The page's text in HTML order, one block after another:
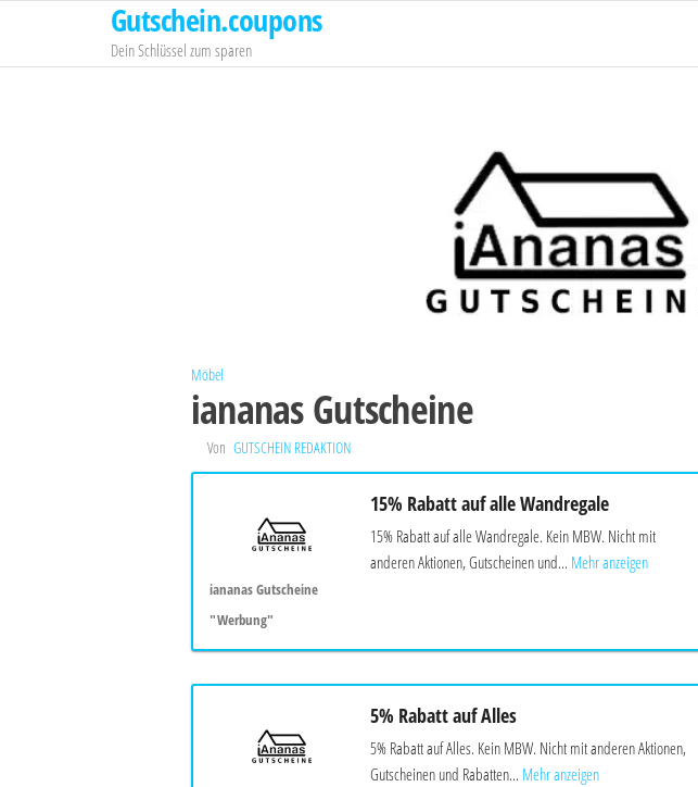
springen
Gutschein.coupons
Dein Schlüssel zum sparen
Möbel
iananas Gutscheine
Von GUTSCHEIN REDAKTION
iananas Gutscheine
"Werbung"
15% Rabatt auf alle Wandregale
15% Rabatt auf alle Wandregale. Kein MBW. Nicht mit
anderen Aktionen, Gutscheinen und... Mehr anzeigen
5% Rabatt auf Alles
5% Rabatt auf Alles. Kein MBW. Nicht mit anderen Aktionen,
Gutscheinen und Rabatten... Mehr anzeigen